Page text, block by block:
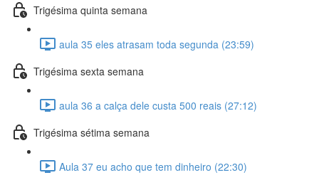
Trigésima quinta semana
aula 35 eles atrasam toda segunda (23:59)
Trigésima sexta semana
aula 36 a calça dele custa 500 reais (27:12)
Trigésima sétima semana
Aula 37 eu acho que tem dinheiro (22:30)